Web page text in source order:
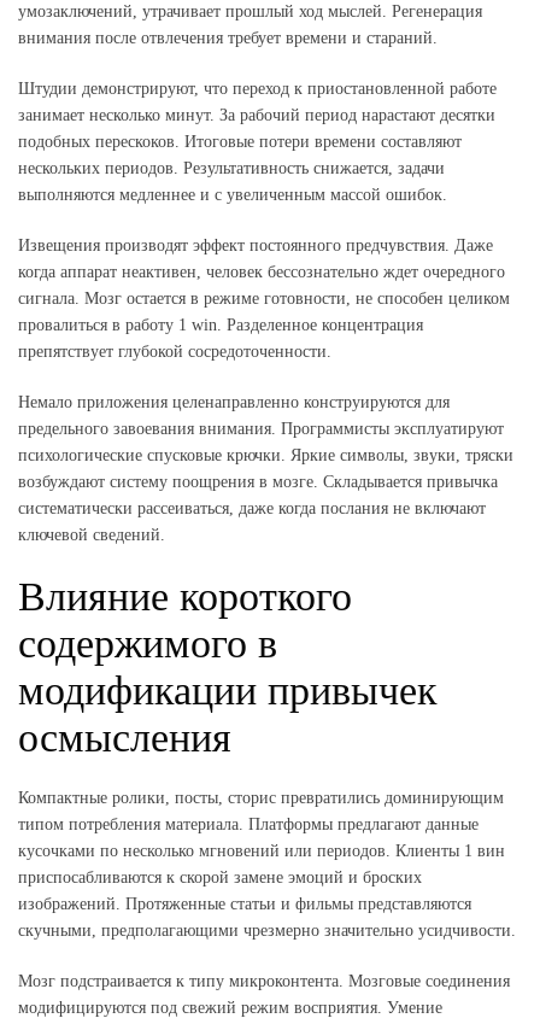
умозаключений, утрачивает прошлый ход мыслей. Регенерация
внимания после отвлечения требует времени и стараний.
Штудии демонстрируют, что переход к приостановленной работе
занимает несколько минут. За рабочий период нарастают десятки
подобных перескоков. Итоговые потери времени составляют
нескольких периодов. Результативность снижается, задачи
выполняются медленнее и с увеличенным массой ошибок.
Извещения производят эффект постоянного предчувствия. Даже
когда аппарат неактивен, человек бессознательно ждет очередного
сигнала. Мозг остается в режиме готовности, не способен целиком
провалиться в работу 1 win. Разделенное концентрация
препятствует глубокой сосредоточенности.
Немало приложения целенаправленно конструируются для
предельного завоевания внимания. Программисты эксплуатируют
психологические спусковые крючки. Яркие символы, звуки, тряски
возбуждают систему поощрения в мозге. Складывается привычка
систематически рассеиваться, даже когда послания не включают
ключевой сведений.
Влияние короткого
содержимого в
модификации привычек
осмысления
Компактные ролики, посты, сторис превратились доминирующим
типом потребления материала. Платформы предлагают данные
кусочками по несколько мгновений или периодов. Клиенты 1 вин
приспосабливаются к скорой замене эмоций и броских
изображений. Протяженные статьи и фильмы представляются
скучными, предполагающими чрезмерно значительно усидчивости.
Мозг подстраивается к типу микроконтента. Мозговые соединения
модифицируются под свежий режим восприятия. Умение